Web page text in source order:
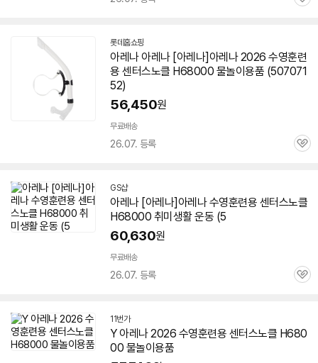
관
롯데홈쇼핑
아레나 아레나 [아레나]아레나 2026 수영훈련
용 센터스노클 H68000 물놀이용품 (507071
52)
56,450원
무료배송
26.07. 등록
관
GS샵
아레나 [아레나]아레나 수영훈련용 센터스노클
H68000 취미생활 운동 (5
60,630원
무료배송
26.07. 등록
관
11번가
Y 아레나 2026 수영훈련용 센터스노클 H680
00 물놀이용품